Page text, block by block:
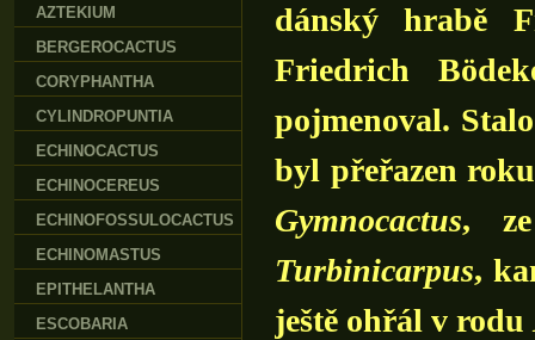
dánský hrabě
Friedrich
pojmenoval.
byl přeřazen
Gymnocactus,
Turbinicarpus,
ještě ohřál v rodu
AZTEKIUM
BERGEROCACTUS
CORYPHANTHA
CYLINDROPUNTIA
ECHINOCACTUS
ECHINOCEREUS
ECHINOFOSSULOCACTUS
ECHINOMASTUS
EPITHELANTHA
ESCOBARIA